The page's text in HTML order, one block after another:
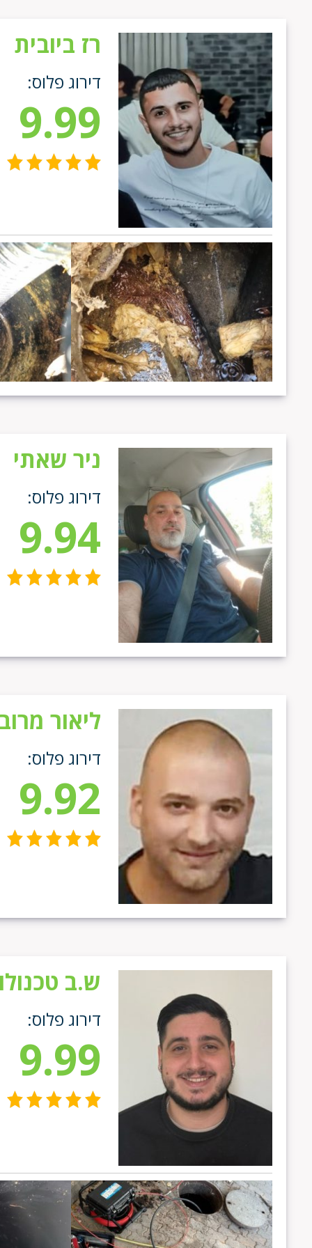
רז ביובית
דירוג פלוס:
9.99
ניר שאתי
דירוג פלוס:
9.94
ליאור
דירוג פלוס:
9.92
ש.ב
דירוג פלוס:
9.99